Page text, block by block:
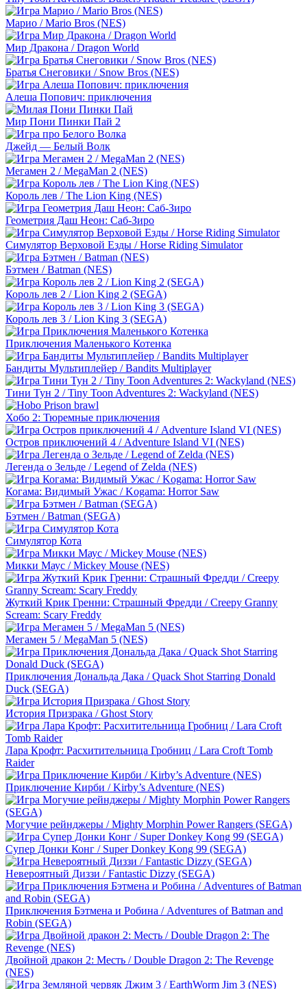
Марио / Mario Bros (NES)
Мир Дракона / Dragon World
Братья Снеговики / Snow Bros (NES)
Алеша Попович: приключения
Мир Пони Пинки Пай 2
Джейд — Белый Волк
Мегамен 2 / MegaMan 2 (NES)
Король лев / The Lion King (NES)
Геометрия Даш Неон: Саб-Зиро
Симулятор Верховой Езды / Horse Riding Simulator
Бэтмен / Batman (NES)
Король лев 2 / Lion King 2 (SEGA)
Король лев 3 / Lion King 3 (SEGA)
Приключения Маленького Котенка
Бандиты Мультиплейер / Bandits Multiplayer
Тини Тун 2 / Tiny Toon Adventures 2: Wackyland (NES)
Хобо 2: Тюремные приключения
Остров приключений 4 / Adventure Island VI (NES)
Легенда о Зельде / Legend of Zelda (NES)
Когама: Видимый Ужас / Kogama: Horror Saw
Бэтмен / Batman (SEGA)
Симулятор Кота
Микки Маус / Mickey Mouse (NES)
Жуткий Крик Гренни: Cтрашный Фредди / Creepy Granny
Scream: Scary Freddy
Мегамен 5 / MegaMan 5 (NES)
Приключения Дональда Дака / Quack Shot Starring Donald
Duck (SEGA)
История Призрака / Ghost Story
Лара Крофт: Расхитительница Гробниц / Lara Croft Tomb
Raider
Приключение Кирби / Kirby’s Adventure (NES)
Могучие рейнджеры / Mighty Morphin Power Rangers (SEGA)
Супер Донки Конг / Super Donkey Kong 99 (SEGA)
Невероятный Диззи / Fantastic Dizzy (SEGA)
Приключения Бэтмена и Робина / Adventures of Batman and
Robin (SEGA)
Двойной дракон 2: Месть / Double Dragon 2: The Revenge
(NES)